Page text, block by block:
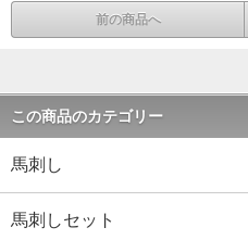
前の商品へ
この商品のカテゴリー
馬刺し
馬刺しセット